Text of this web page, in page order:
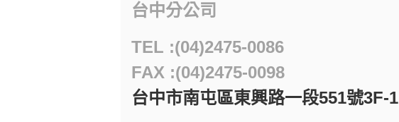
台中分公司
TEL :(04)2475-0086
FAX :(04)2475-0098
台中市南屯區東興路一段551號3F-1